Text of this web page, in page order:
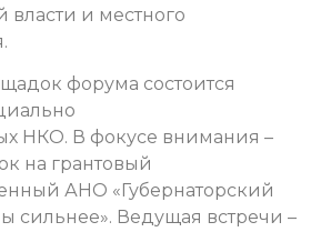
власти и местного
форума состоится
НКО. В фокусе внимания –
на грантовый
АНО «Губернаторский
сильнее». Ведущая встречи –